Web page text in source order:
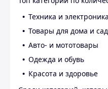
Техника и электроника
Товары для дома и
Авто- и мототовары
Одежда и обувь
Красота и здоровье